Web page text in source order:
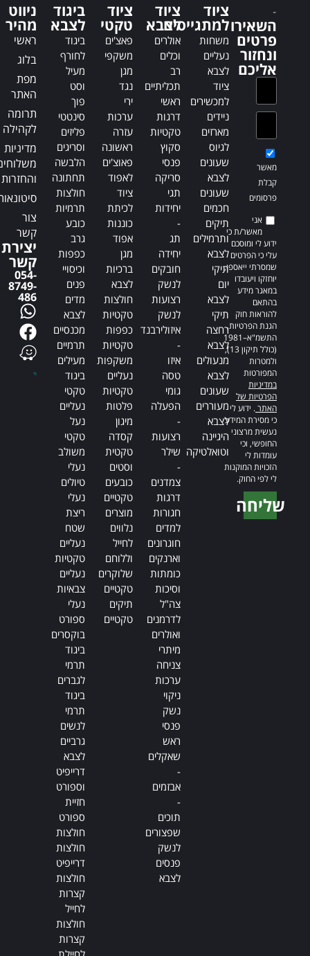
a
t
v
e
a
t
i
v
e
:
השאירו
פרטים
ונחזור
אליכם
מאשר
קבלת
פרסומים
אני
מאשר/ת כי
ידוע לי ומוסכם
עלי כי הפרטים
שמסרתי ייאספו,
יוחזקו ויעובדו
במאגר מידע
בהתאם
להוראות חוק
הגנת הפרטיות,
התשמ"א–1981
(כולל תיקון 13),
ולמטרות
המפורטות
במדיניות
הפרטיות של
האתר. ידוע לי
כי מסירת המידע
נעשית מרצוני
החופשי, וכי
עומדות לי
הזכויות המוקנות
לי לפי החוק.
שליחה
ציוד
למתגייסים
משחות
נעליים
לצבא
ציוד
למכשירים
ניידים
מארזים
לגיוס
שעונים
לצבא
שעונים
חכמים
תיקים
ותרמילים
לצבא
תיקי
יום
לצבא
תיקי
רחצה
לצבא
מנעולים
לצבא
שעונים
מעוררים
לצבא
היגיינה
וטואלטיקה
ציוד
לצבא
אולרים
וכלים
רב
תכליתיים
ראשי
דרגות
טקטיות
סקוץ
פנסי
סריקה
תגי
יחידות
-
תג
יחידה
חובקים
לנשק
רצועות
לנשק
איזולירבנד
-
איזו
טסה
גומי
הפעלה
-
רצועות
שילר
-
צמדנים
דרגות
חגורות
למדים
חוגרונים
וארנקים
כומתות
וסיכות
צה"ל
לדרמנים
ואולרים
מיתרי
צניחה
ערכות
ניקוי
נשק
פנסי
ראש
שאקלים
-
אבזמים
-
תוכים
שפצורים
לנשק
פנסים
לצבא
ציוד
טקטי
פאצ'ים
משקפי
מגן
נגד
ירי
ערכות
עזרה
ראשונה
פאוצ'ים
לאפוד
ציוד
לכיתת
כוננות
אפוד
מגן
ברכיות
לצבא
חולצות
טקטיות
כפפות
טקטיות
משקפות
נעליים
טקטיות
פלטות
מיגון
קסדה
טקטית
וסטים
כובעים
טקטיים
מוצרים
נלווים
לחייל
וללוחם
שלוקרים
טקטיים
תיקים
טקטיים
ביגוד
לצבא
ביגוד
לחורף
מעיל
וסט
פוך
סינטטי
פליזים
וסריגים
הלבשה
תחתונה
חולצות
תרמיות
כובע
גרב
כפפות
וכיסויי
פנים
מדים
לצבא
מכנסיים
תרמיים
מעילים
ביגוד
טקטי
נעליים
נעל
טקטי
משולב
נעלי
טיולים
נעלי
ריצת
שטח
נעליים
טקטיות
נעליים
צבאיות
נעלי
ספורט
בוקסרים
ביגוד
תרמי
לגברים
ביגוד
תרמי
לנשים
גרביים
לצבא
דרייפיט
וספורט
חזיית
ספורט
חולצות
חולצות
דרייפיט
חולצות
קצרות
לחייל
חולצות
קצרות
ניווט
מהיר
ראשי
בלוג
מפת
האתר
תרומה
לקהילה
מדיניות
והחזרות
צור
קשר
יצירת
קשר
054-
8749-
486